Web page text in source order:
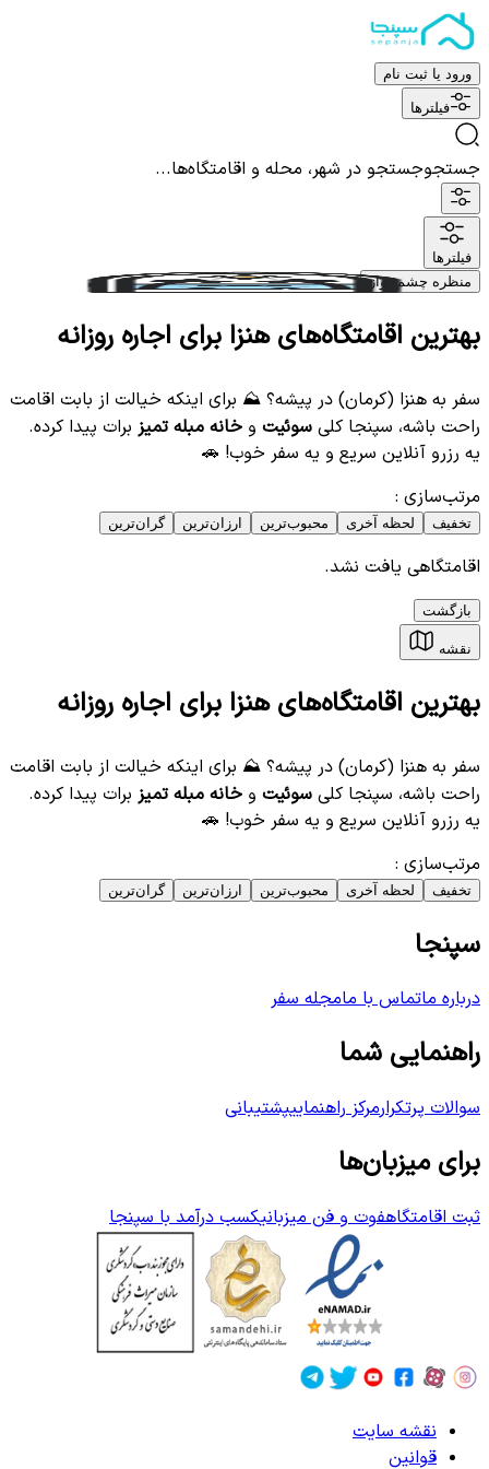
ورود یا ثبت نام
فیلترها
جستجوجستجو در شهر، محله و اقامتگاه‌ها...
فیلترها
منظره چشم نواز
بهترین اقامتگاه‌های هنزا برای اجاره روزانه
سفر به هنزا (کرمان) در پیشه؟ ⛰️ برای اینکه خیالت از بابت اقامت
راحت باشه، سپنجا کلی سوئیت و خانه مبله تمیز برات پیدا کرده.
یه رزرو آنلاین سریع و یه سفر خوب! 🚗
مرتب‌سازی :
تخفیف لحظه آخری محبوب‌ترین ارزان‌ترین گران‌ترین
اقامتگاهی یافت نشد.
بازگشت
نقشه
بهترین اقامتگاه‌های هنزا برای اجاره روزانه
سفر به هنزا (کرمان) در پیشه؟ ⛰️ برای اینکه خیالت از بابت اقامت
راحت باشه، سپنجا کلی سوئیت و خانه مبله تمیز برات پیدا کرده.
یه رزرو آنلاین سریع و یه سفر خوب! 🚗
مرتب‌سازی :
تخفیف لحظه آخری محبوب‌ترین ارزان‌ترین گران‌ترین
سپنجا
درباره ماتماس با مامجله سفر
راهنمایی شما
سوالات پرتکرارمرکز راهنماییپشتیبانی
برای میزبان‌ها
ثبت اقامتگاهفوت و فن میزبانیکسب درآمد با سپنجا
نقشه سایت
قوانین